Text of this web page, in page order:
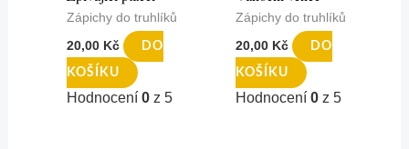
Zápichy do truhlíků
20,00 Kč DO
KOŠÍKU
Hodnocení 0z 5
Zápichy do truhlíků
20,00 Kč DO
KOŠÍKU
Hodnocení 0 z 5